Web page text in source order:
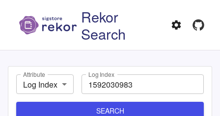
Rekor
Search
Attribute
Log Index
Log Index
SEARCH